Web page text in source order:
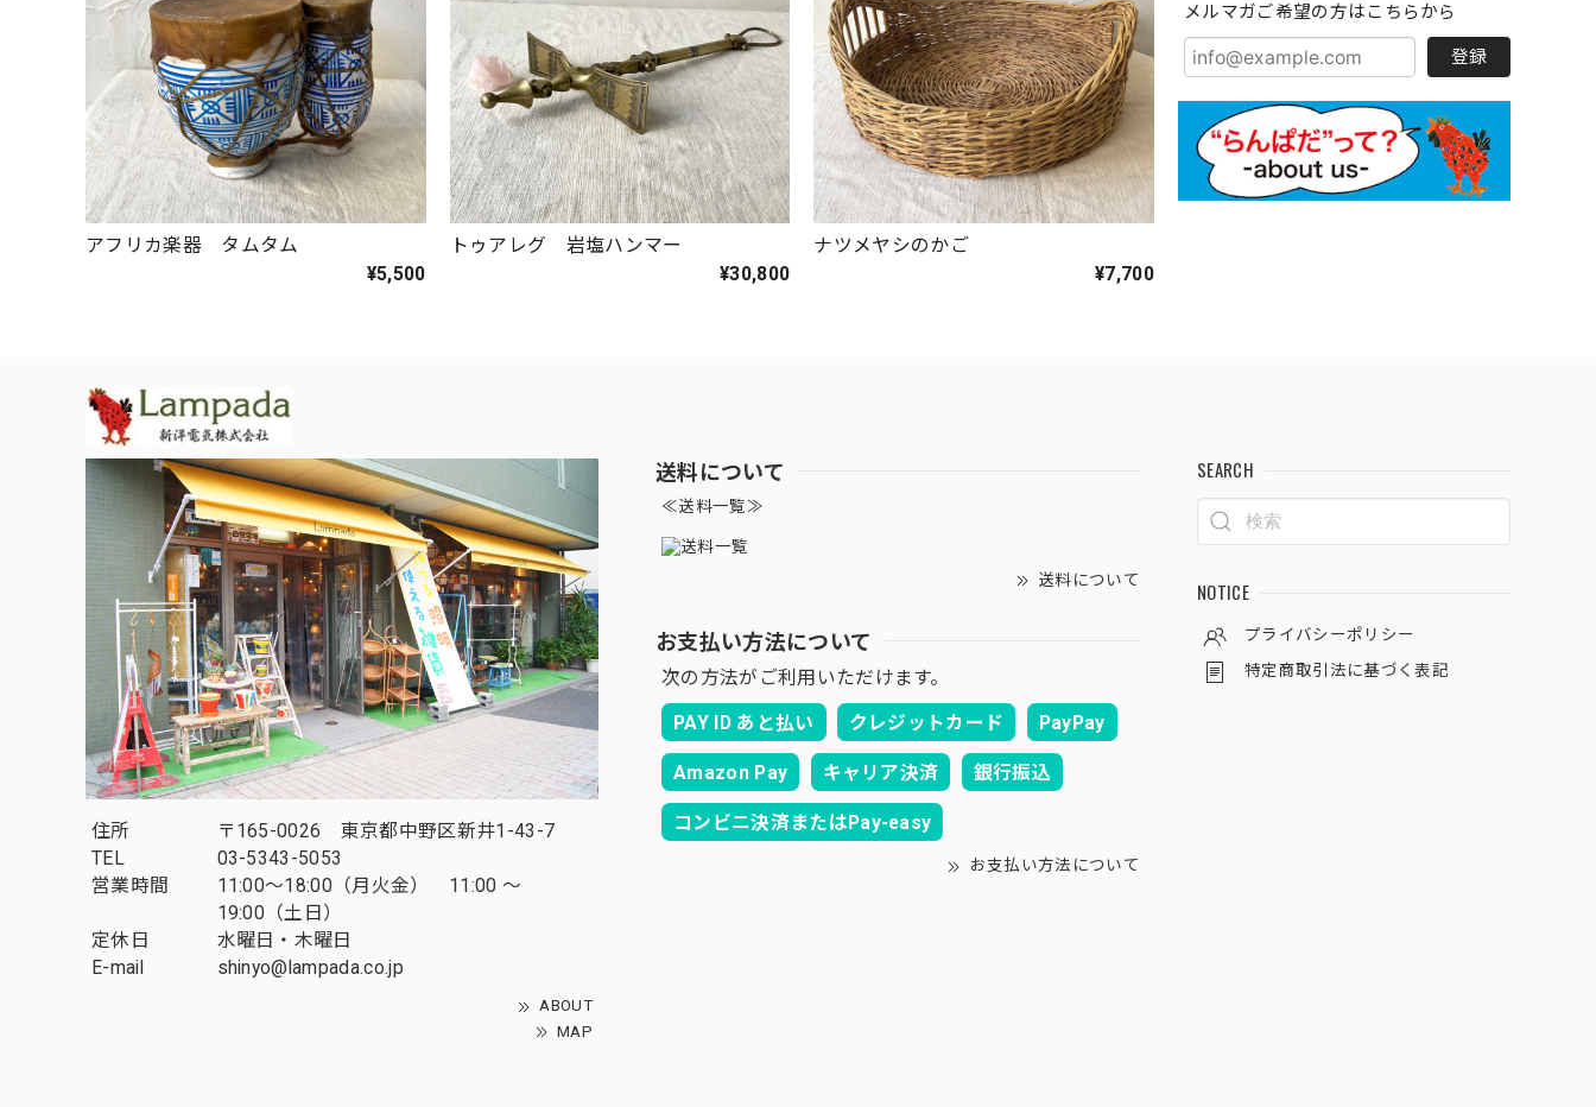
メルマガご希望の方はこちらから
登録
アフリカ楽器 タムタム
¥5,500
トゥアレグ 岩塩ハンマー
¥30,800
ナツメヤシのかご
¥7,700
住所
〒165-0026 東京都中野区新井1-43-7
TEL
03-5343-5053
営業時間
11:00～18:00（月火金） 11:00 ～
19:00（土日）
定休日
水曜日・木曜日
E-mail
shinyo@lampada.co.jp
ABOUT
MAP
送料について
≪送料一覧≫
送料について
お支払い方法について
次の方法がご利用いただけます。
PAY ID あと払い
クレジットカード PayPay
Amazon Pay キャリア決済 銀行振込
コンビニ決済またはPay-easy
お支払い方法について
SEARCH
NOTICE
プライバシーポリシー
特定商取引法に基づく表記